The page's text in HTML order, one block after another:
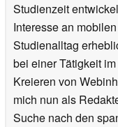
Studienzeit
Interesse an
Studienalltag
bei einer Tätigkeit
Kreieren von
mich nun als
Suche nach den